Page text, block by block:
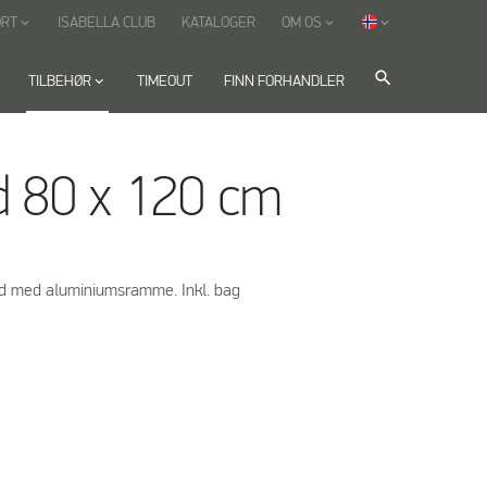
TILBEHØR keyboard_arrow_down TIMEOUT FINN FORHANDLER search
keyboard_arrow_down ISABELLA CLUB KATALOGER OM OS keyboard_arrow_down keyboard_arrow_down
80 x 120 cm
med aluminiumsramme. Inkl. bag